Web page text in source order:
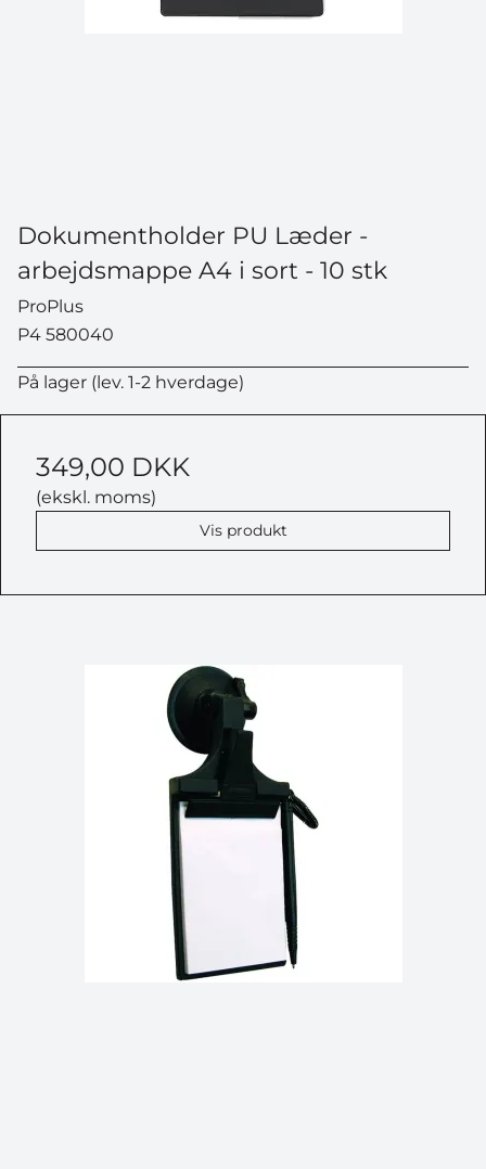
Dokumentholder PU Læder -
arbejdsmappe A4 i sort - 10 stk
ProPlus
P4 580040
På lager (lev. 1-2 hverdage)
349,00 DKK
(ekskl. moms)
Vis produkt